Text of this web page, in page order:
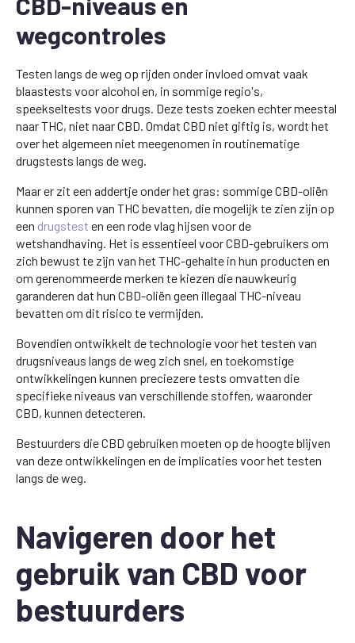
wegcontroles
Testen langs de weg op rijden onder invloed omvat vaak
blaastests voor alcohol en, in sommige regio's,
speekseltests voor drugs. Deze tests zoeken echter meestal
naar THC, niet naar CBD. Omdat CBD niet giftig is, wordt het
over het algemeen niet meegenomen in routinematige
drugstests langs de weg.
Maar er zit een addertje onder het gras: sommige CBD-oliën
kunnen sporen van THC bevatten, die mogelijk te zien zijn op
een drugstest en een rode vlag hijsen voor de
wetshandhaving. Het is essentieel voor CBD-gebruikers om
zich bewust te zijn van het THC-gehalte in hun producten en
om gerenommeerde merken te kiezen die nauwkeurig
garanderen dat hun CBD-oliën geen illegaal THC-niveau
bevatten om dit risico te vermijden.
Bovendien ontwikkelt de technologie voor het testen van
drugsniveaus langs de weg zich snel, en toekomstige
ontwikkelingen kunnen preciezere tests omvatten die
specifieke niveaus van verschillende stoffen, waaronder
CBD, kunnen detecteren.
Bestuurders die CBD gebruiken moeten op de hoogte blijven
van deze ontwikkelingen en de implicaties voor het testen
langs de weg.
Navigeren door het
gebruik van CBD voor
bestuurders